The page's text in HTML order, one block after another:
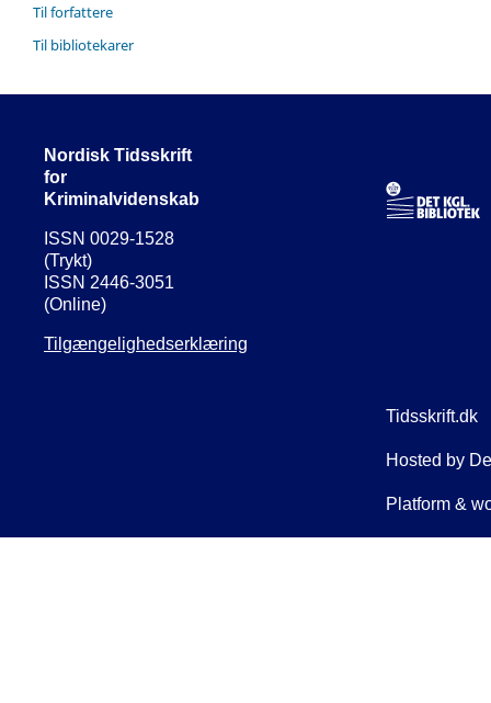
Til forfattere
Til bibliotekarer
Nordisk Tidsskrift
for
Kriminalvidenskab
ISSN 0029-1528
(Trykt)
ISSN 2446-3051
(Online)
Tilgængelighedserklæring